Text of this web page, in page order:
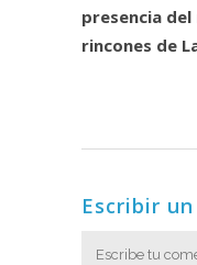
presencia
rincones de
Escribir